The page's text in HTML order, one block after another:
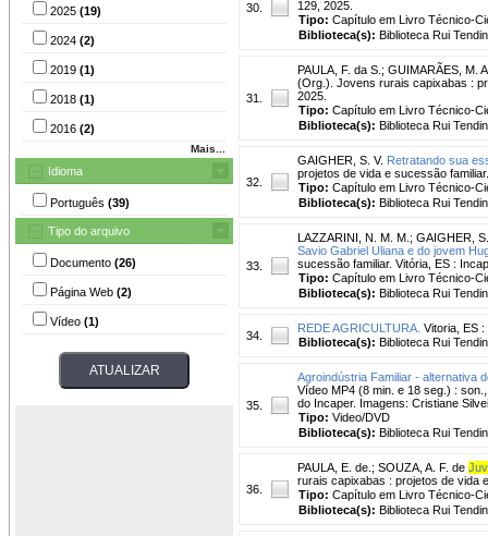
2025 (19)
2024 (2)
2019 (1)
2018 (1)
2016 (2)
Mais...
Idioma
Português (39)
Tipo do arquivo
Documento (26)
Página Web (2)
Vídeo (1)
30.
129, 2025.
Tipo: Capítulo em Livro Técnico-
Biblioteca(s): Biblioteca Rui
31.
PAULA, F. da S. ; GUIMARÃES, M.
(Org.). Jovens rurais capixabas :
2025.
Tipo: Capítulo em Livro Técnico-
Biblioteca(s): Biblioteca Rui
32.
GAIGHER, S. V. Retratando sua
projetos de vida e sucessão
Tipo: Capítulo em Livro Técnico-
Biblioteca(s): Biblioteca Rui
33.
LAZZARINI, N. M. M. ; GAIGHER,
Savio Gabriel Uliana e do jovem
sucessão familiar. Vitória, ES :
Tipo: Capítulo em Livro Técnico-
Biblioteca(s): Biblioteca Rui
34.
REDE AGRICULTURA. Vitoria, ES
Biblioteca(s): Biblioteca Rui
35.
Agroindústria Familiar - alternativa
Vídeo MP4 (8 min. e 18 seg.) :
do Incaper. Imagens: Cristiane
Tipo: Video/DVD
Biblioteca(s): Biblioteca Rui
36.
PAULA, E. de. ; SOUZA, A. F. de
rurais capixabas : projetos de vida
Tipo: Capítulo em Livro Técnico-
Biblioteca(s): Biblioteca Rui